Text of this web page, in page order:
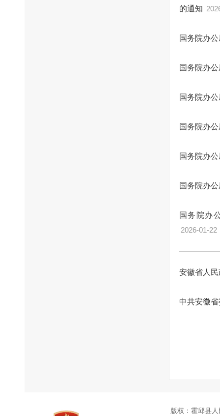
的通知
国务院办
国务院办
国务院办
国务院办
国务院办
国务院办
国务院办
2026-01-22
安徽省人
中共安徽
版权：霍邱县